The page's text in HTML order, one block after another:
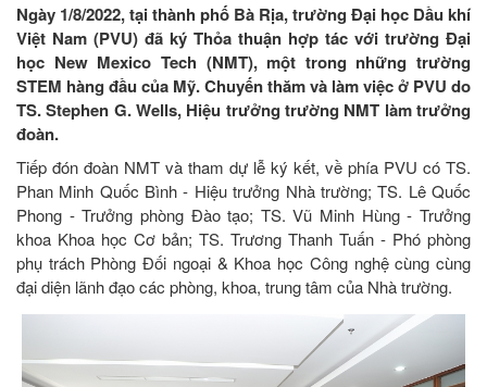
Ngày 1/8/2022, tại thành phố Bà Rịa, trường Đại học Dầu khí
Việt Nam (PVU) đã ký Thỏa thuận hợp tác với trường Đại
học New Mexico Tech (NMT), một trong những trường
STEM hàng đầu của Mỹ. Chuyến thăm và làm việc ở PVU do
TS. Stephen G. Wells, Hiệu trưởng trường NMT làm trưởng
đoàn.
Tiếp đón đoàn NMT và tham dự lễ ký kết, về phía PVU có TS.
Phan Minh Quốc Bình - Hiệu trưởng Nhà trường; TS. Lê Quốc
Phong - Trưởng phòng Đào tạo; TS. Vũ Minh Hùng - Trưởng
khoa Khoa học Cơ bản; TS. Trương Thanh Tuấn - Phó phòng
phụ trách Phòng Đối ngoại & Khoa học Công nghệ cùng cùng
đại diện lãnh đạo các phòng, khoa, trung tâm của Nhà trường.